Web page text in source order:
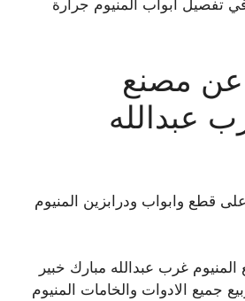
تفصيل أبواب المنيوم جرارة
مصنع
عبدالله
قطع وابواب ودرابزين المنيوم
المنيوم غرب عبدالله مبارك خبير
الادوات والخامات المنيوم